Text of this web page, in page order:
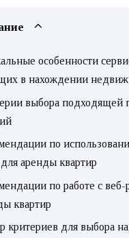
особенности
в нахождении
выбора подходящей
по
аренды квартир
по работе с веб-
квартир
критериев для выбора